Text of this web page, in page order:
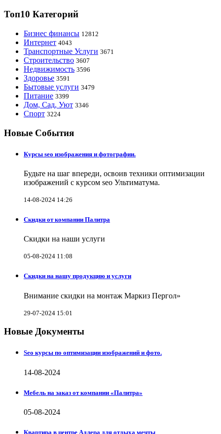
Топ10 Категорий
Бизнес финансы 12812
Интернет 4043
Транспортные Услуги 3671
Строительство 3607
Недвижимость 3596
Здоровье 3591
Бытовые услуги 3479
Питание 3399
Дом, Сад, Уют 3346
Спорт 3224
Новые События
Курсы seo изображения и фотографии.
Будьте на шаг впереди, освоив техники оптимизации
изображений с курсом seo Ультиматума.
14-08-2024 14:26
Скидки от компании Палитра
Скидки на наши услуги
05-08-2024 11:08
Скидки на нашу продукцию и услуги
Внимание скидки на монтаж Маркиз Пергол»
29-07-2024 15:01
Новые Документы
Seo курсы по оптимизации изображений и фото.
14-08-2024
Мебель на заказ от компании «Палитра»
05-08-2024
Квартира в центре Адлера для отдыха мечты